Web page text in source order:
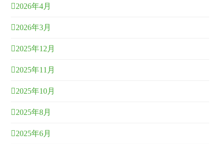
2026年4月
2026年3月
2025年12月
2025年11月
2025年10月
2025年8月
2025年6月